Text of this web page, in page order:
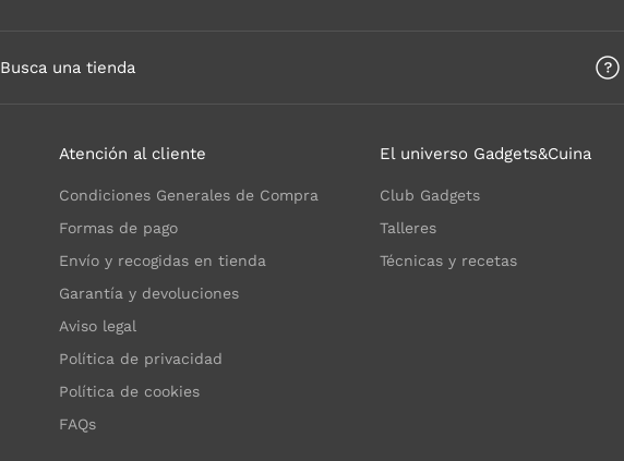
Busca una tienda
Atención al cliente
Condiciones Generales de Compra
Formas de pago
Envío y recogidas en tienda
Garantía y devoluciones
Aviso legal
Política de privacidad
Política de cookies
FAQs
El universo Gadgets&Cuina
Club Gadgets
Talleres
Técnicas y recetas